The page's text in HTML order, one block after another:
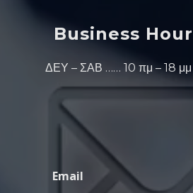
Business
ΔΕΥ – ΣΑΒ …… 10 πμ – 18 μμ
Email